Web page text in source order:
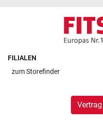
FILIALEN
zumStorefinder